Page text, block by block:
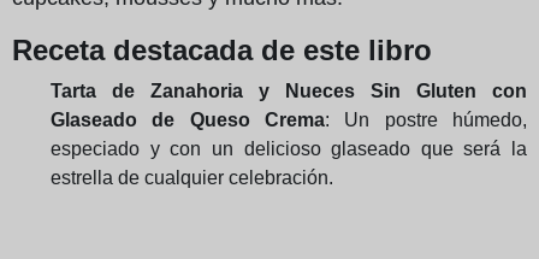
Receta destacada de este libro
Tarta de Zanahoria y Nueces Sin Gluten con
Glaseado de Queso Crema: Un postre húmedo,
especiado y con un delicioso glaseado que será la
estrella de cualquier celebración.